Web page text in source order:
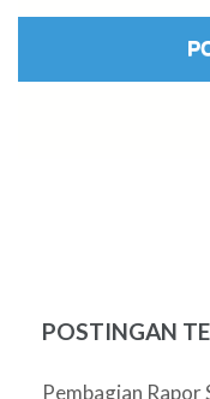
POSTINGAN
Pembagian Rapor